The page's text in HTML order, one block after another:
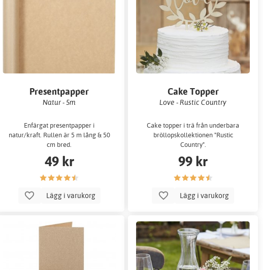
Presentpapper
Natur - 5m
Enfärgat presentpapper i
natur/kraft. Rullen är 5 m lång & 50
cm bred.
49 kr
Lägg i varukorg
Cake Topper
Love - Rustic Country
Cake topper i trä från underbara
bröllopskollektionen "Rustic
Country".
99 kr
Lägg i varukorg